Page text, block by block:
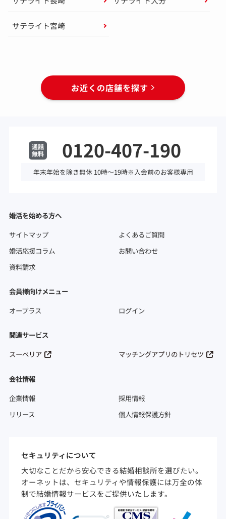
サテライト宮崎
お近くの店舗を探す
0120-407-190
年末年始を除き無休 10時～19時※入会前のお客様専用
婚活を始める方へ
サイトマップ
よくあるご質問
婚活応援コラム
お問い合わせ
資料請求
会員様向けメニュー
オープラス
ログイン
関連サービス
スーペリア
マッチングアプリのトリセツ
会社情報
企業情報
採用情報
リリース
個人情報保護方針
セキュリティについて
大切なことだから安心できる結婚相談所を選びたい。
オーネットは、セキュリティや情報保護には万全の体
制で結婚情報サービスをご提供いたします。